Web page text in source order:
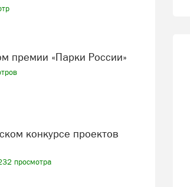
премии «Парки России»
просмотра